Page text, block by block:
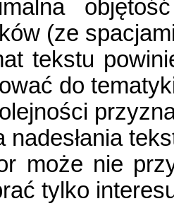
(ze
tekstu
do
nadesłania
może nie
tylko